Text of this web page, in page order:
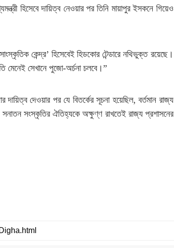
হিসেবে দায়িত্ব নেওয়ার পর তিনি মায়াপুর ইসকনে গিয়েও
কেন্দ্র’ হিসেবেই হিডকোর টেন্ডারে নথিভুক্ত রয়েছে।
মেনেই সেখানে পুজো-অর্চনা চলবে।”
দেওয়ার পর যে বিতর্কের সূচনা হয়েছিল, বর্তমান রাজ্য
সংস্কৃতির ঐতিহ্যকে অক্ষুণ্ণ রাখতেই রাজ্য প্রশাসনের